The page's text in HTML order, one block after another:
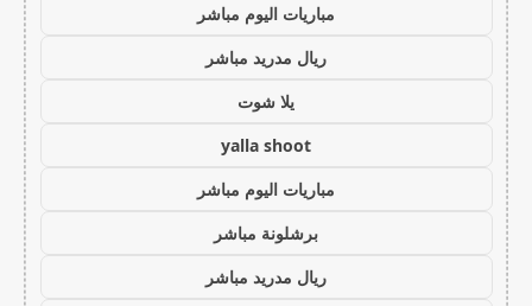
مباريات اليوم مباشر
ريال مدريد مباشر
يلا شوت
yalla shoot
مباريات اليوم مباشر
برشلونة مباشر
ريال مدريد مباشر